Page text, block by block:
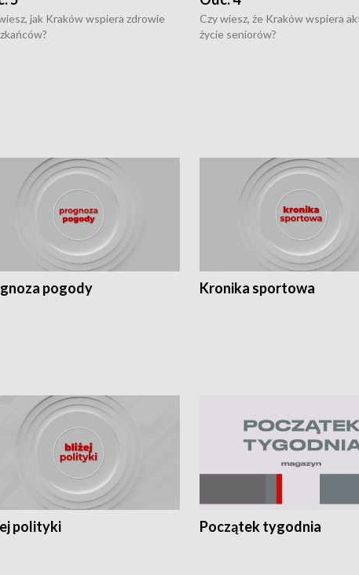
jak Kraków wspiera zdrowie
Czy wiesz, że Kraków wspiera
życie seniorów?
pogody Kronika sportowa
polityki Początek tygodnia